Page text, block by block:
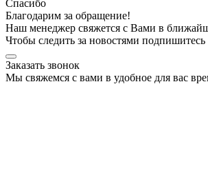
Спасибо
Благодарим за обращение!
Наш менеджер свяжется с Вами в
Чтобы следить за новостями подпишитесь
Заказать звонок
Мы свяжемся с вами в удобное для вас